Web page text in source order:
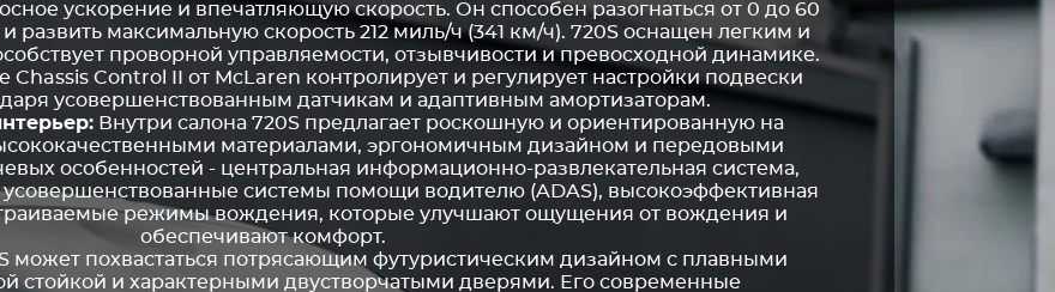
ускорение и впечатляющую скорость. Он способен разогнаться от 0 до 60
развить максимальную скорость 212 миль/ч (341 км/ч). 720S оснащен легким и
проворной управляемости, отзывчивости и превосходной динамике.
Control II от McLaren контролирует и регулирует настройки подвески
усовершенствованным датчикам и адаптивным амортизаторам.
Внутри салона 720S предлагает роскошную и ориентированную на
материалами, эргономичным дизайном и передовыми
особенностей - центральная информационно-развлекательная система,
системы помощи водителю (ADAS), высокоэффективная
режимы вождения, которые улучшают ощущения от вождения и
обеспечивают комфорт.
может похвастаться потрясающим футуристическим дизайном с плавными
стойкой и характерными двустворчатыми дверями. Его современные